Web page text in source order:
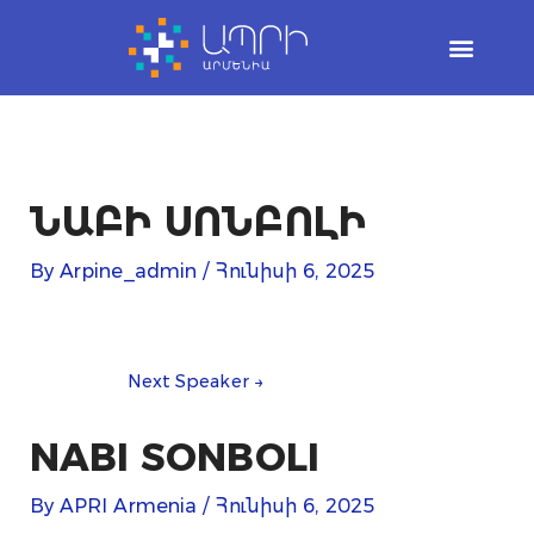
ՆԱԲԻ ՍՈՆԲՈԼԻ
By Arpine_admin/ Հունիսի 6, 2025
Next Speaker →
NABI SONBOLI
By APRI Armenia/ Հունիսի 6, 2025